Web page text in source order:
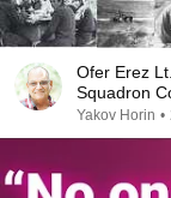
Ofer Erez
Squadron
Ben-Rom
Yakov Horin •